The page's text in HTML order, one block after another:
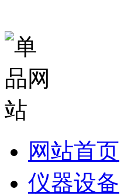
网站首页
仪器设备